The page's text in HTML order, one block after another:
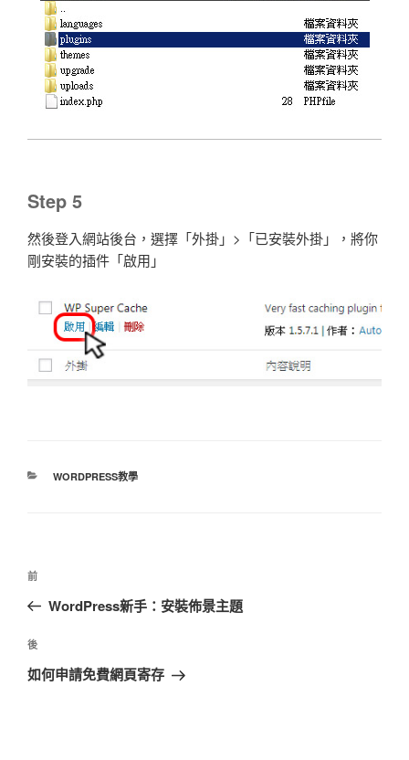
Step 5
然後登入網站後台，選擇「外掛」>「已安裝外掛」，將你
剛安裝的插件「啟用」
分
WORDPRESS教學
文
導
覽
上
一
文
章
前
WordPress新手：安裝佈景主題
下
篇
後
如何申請免費網頁寄存